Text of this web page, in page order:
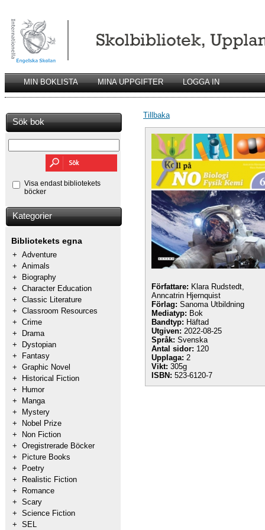
MIN BOKLISTA MINA UPPGIFTER LOGGA IN
Sök bok
Visa endast bibliotekets
böcker
Kategorier
Bibliotekets egna
+ Adventure
+ Animals
+
Biography
+ Character Education
+ Classic Literature
+ Classroom Resources
+ Crime
+
Drama
+
Dystopian
+
Fantasy
+ Graphic Novel
+
Historical Fiction
+
Humor
+
Manga
+
Mystery
+
Nobel Prize
+
Non Fiction
+ Oregistrerade Böcker
+
Picture Books
+
Poetry
+
Realistic Fiction
+
Romance
+ Scary
+ Science Fiction
+ SEL
Tillbaka
Författare: Klara Rudstedt,
Anncatrin Hjernquist
Förlag: Sanoma Utbildning
Mediatyp: Bok
Bandtyp: Häftad
Utgiven: 2022-08-25
Språk: Svenska
Antal sidor: 120
Upplaga: 2
Vikt: 305g
ISBN: 523-6120-7